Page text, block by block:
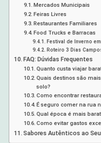
Mercados Municipais
Feiras Livres
Restaurantes Familiares
Food Trucks e Barracas
Festival de Inverno
Roteiro 3 Dias
FAQ: Dúvidas Frequentes
Quanto custa viajar
Quais destinos são
solo?
Como encontrar
É seguro comer na rua
Qual época é mais
Como evitar gastos
Sabores Autênticos ao